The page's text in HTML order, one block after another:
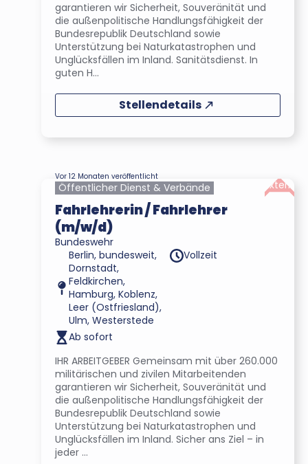
garantieren wir Sicherheit, Souveränität und
die außenpolitische Handlungsfähigkeit der
Bundesrepublik Deutschland sowie
Unterstützung bei Naturkatastrophen und
Unglücksfällen im Inland. Sanitätsdienst. In
guten H...
Stellendetails
Vor 12 Monaten veröffentlicht
Öffentlicher Dienst & Verbände
Fahrlehrerin / Fahrlehrer
(m/w/d)
Bundeswehr
Berlin, bundesweit,
Dornstadt,
Feldkirchen,
Hamburg, Koblenz,
Leer (Ostfriesland),
Ulm, Westerstede
Vollzeit
Ab sofort
IHR ARBEITGEBER Gemeinsam mit über 260.000
militärischen und zivilen Mitarbeitenden
garantieren wir Sicherheit, Souveränität und
die außenpolitische Handlungsfähigkeit der
Bundesrepublik Deutschland sowie
Unterstützung bei Naturkatastrophen und
Unglücksfällen im Inland. Sicher ans Ziel – in
jeder ...
Extern